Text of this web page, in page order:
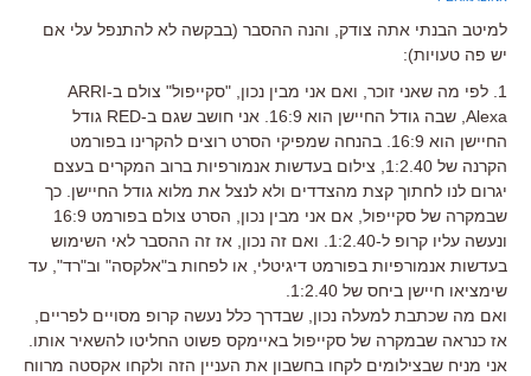
למיטב הבנתי אתה צודק, והנה ההסבר (בבקשה לא להתנפל עלי אם
יש פה טעויות):
1. לפי מה שאני זוכר, ואם אני מבין נכון, "סקייפול" צולם ב-ARRI
Alexa, שבה גודל החיישן הוא 16:9. אני חושב שגם ב-RED גודל
החיישן הוא 16:9. בהנחה שמפיקי הסרט רוצים להקרינו בפורמט
הקרנה של 1:2.40, צילום בעדשות אנמורפיות ברוב המקרים בעצם
יגרום לנו לחתוך קצת מהצדדים ולא לנצל את מלוא גודל החיישן. כך
שבמקרה של סקייפול, אם אני מבין נכון, הסרט צולם בפורמט 16:9
ונעשה עליו קרופ ל-1:2.40. ואם זה נכון, אז זה ההסבר לאי השימוש
בעדשות אנמורפיות בפורמט דיגיטלי, או לפחות ב"אלקסה" וב"רד", עד
שימציאו חיישן ביחס של 1:2.40.
ואם מה שכתבת למעלה נכון, שבדרך כלל נעשה קרופ מסויים לפריים,
אז כנראה שבמקרה של סקייפול באיימקס פשוט החליטו להשאיר אותו.
אני מניח שבצילומים לקחו בחשבון את העניין הזה ולקחו אקסטה מרווח